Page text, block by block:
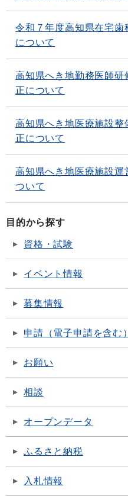
令和７年度高知県在宅歯
について
高知県へき地勤務医師研
正について
高知県へき地医療施設整
正について
高知県へき地医療施設運
ついて
目的から探す
資格・試験
イベント情報
募集情報
申請（電子申請を含む
お願い
相談
オープンデータ
ふるさと納税
入札情報